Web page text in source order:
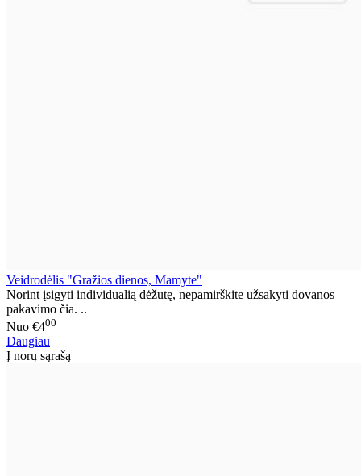
Veidrodėlis "Gražios dienos, Mamyte"
Norint įsigyti individualią dėžutę, nepamirškite užsakyti dovanos
pakavimo čia. ..
Nuo €400
Daugiau
Į norų sąrašą